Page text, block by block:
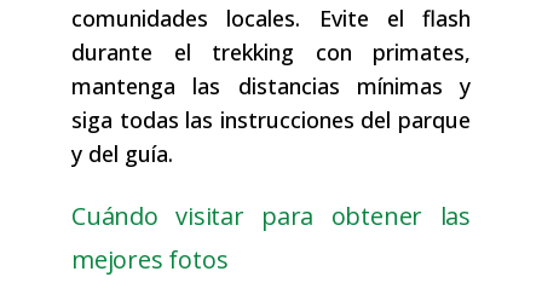
comunidades locales. Evite el flash
durante el trekking con primates,
mantenga las distancias mínimas y
siga todas las instrucciones del parque
y del guía.
Cuándo visitar para obtener las
mejores fotos